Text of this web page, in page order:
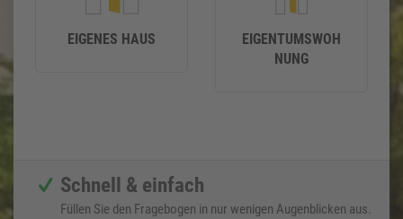
EIGENES HAUS
EIGENTUMSWOH
NUNG
Schnell & einfach
Füllen Sie den Fragebogen in nur wenigen Augenblicken aus.